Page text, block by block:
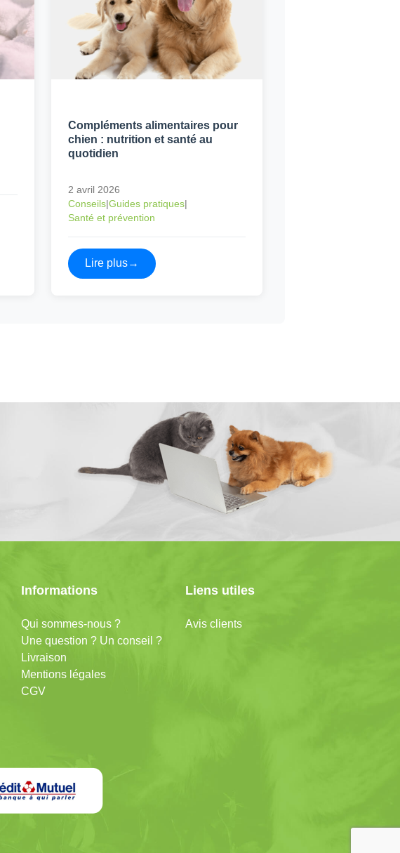
Compléments alimentaires pour
chien : nutrition et santé au
quotidien
2 avril 2026
Conseils|Guides pratiques|
Santé et prévention
Lire plus→
Informations
Qui sommes-nous ?
Une question ? Un conseil ?
Livraison
Mentions légales
CGV
Liens utiles
Avis clients